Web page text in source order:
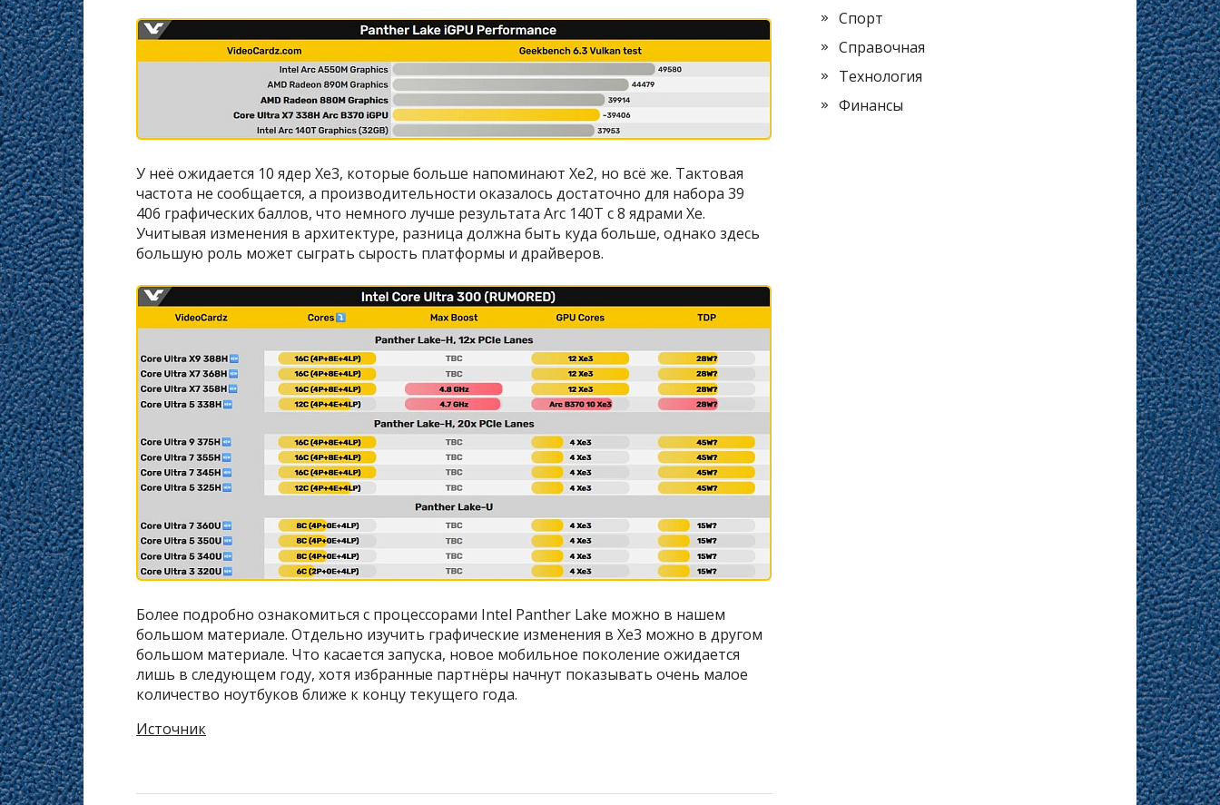
У неё ожидается 10 ядер Xe3, которые больше напоминают Xe2, но всё же. Тактовая
частота не сообщается, а производительности оказалось достаточно для набора 39
406 графических баллов, что немного лучше результата Arc 140T с 8 ядрами Xe.
Учитывая изменения в архитектуре, разница должна быть куда больше, однако здесь
большую роль может сыграть сырость платформы и драйверов.
Более подробно ознакомиться с процессорами Intel Panther Lake можно в нашем
большом материале. Отдельно изучить графические изменения в Xe3 можно в другом
большом материале. Что касается запуска, новое мобильное поколение ожидается
лишь в следующем году, хотя избранные партнёры начнут показывать очень малое
количество ноутбуков ближе к концу текущего года.
Источник
Спорт
Справочная
Технология
Финансы